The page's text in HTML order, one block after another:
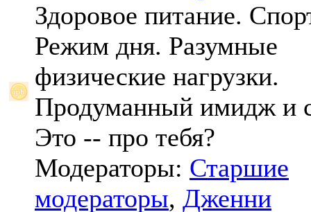
Здоровое питание.
Режим дня. Разумные
физические нагрузки.
Продуманный имидж и
Это -- про тебя?
Модераторы: Старшие
модераторы, Дженни